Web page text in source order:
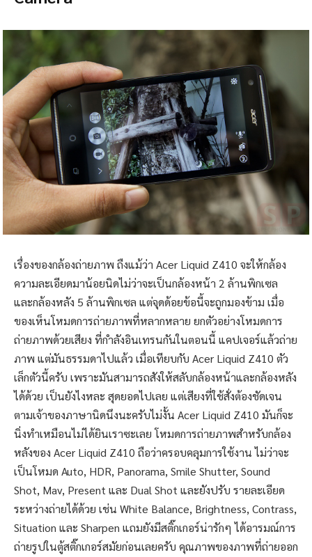
เรื่องของกล้องถ่ายภาพ ถืงแม้ว่า Acer Liquid Z410 จะให้กล้อง
ความละเอียดมาน้อยนิดไม่ว่าจะเป็นกล้องหน้า 2 ล้านพิกเซล
และกล้องหลัง 5 ล้านพิกเซล แต่จุดด้อยข้อนี้จะถูกมองข้าม เมื่อ
ของเห็นโหมดการถ่ายภาพที่หลากหลาย ยกตัวอย่างโหมดการ
ถ่ายภาพด้วยเสียง ที่กำลังอินเทรนกันในตอนนี้ แคปเจอร์แล้วถ่าย
ภาพ แต่มันธรรมดาไปแล้ว เมื่อเทียบกับ Acer Liquid Z410 ตัว
เล็กตัวนี้ครับ เพราะมันสามารถสังให้สลับกล้องหน้าและกล้องหลัง
ได้ด้วย เป็นยังไงหละ สุดยอดไปเลย แต่เสียงที่ใช้สั่งต้องชัดเจน
ตามเจ้าของภาษานิดนึงนะครับไม่งั้น Acer Liquid Z410 มันก็จะ
นิ่งทำเหมือนไม่ได้ยินเราซะเลย โหมดการถ่ายภาพสำหรับกล้อง
หลังของ Acer Liquid Z410 ถือว่าครอบคลุมการใช้งาน ไม่ว่าจะ
เป็นโหมด Auto, HDR, Panorama, Smile Shutter, Sound
Shot, Mav, Present และ Dual Shot และยังปรับ รายละเอียด
ระหว่างถ่ายได้ด้วย เช่น White Balance, Brightness, Contrass,
Situation และ Sharpen แถมยังมีสติ๊กเกอร์น่ารักๆ ได้อารมณ์การ
ถ่ายรูปในตู้สติ๊กเกอร์สมัยก่อนเลยครับ คุณภาพของภาพที่ถ่ายออก